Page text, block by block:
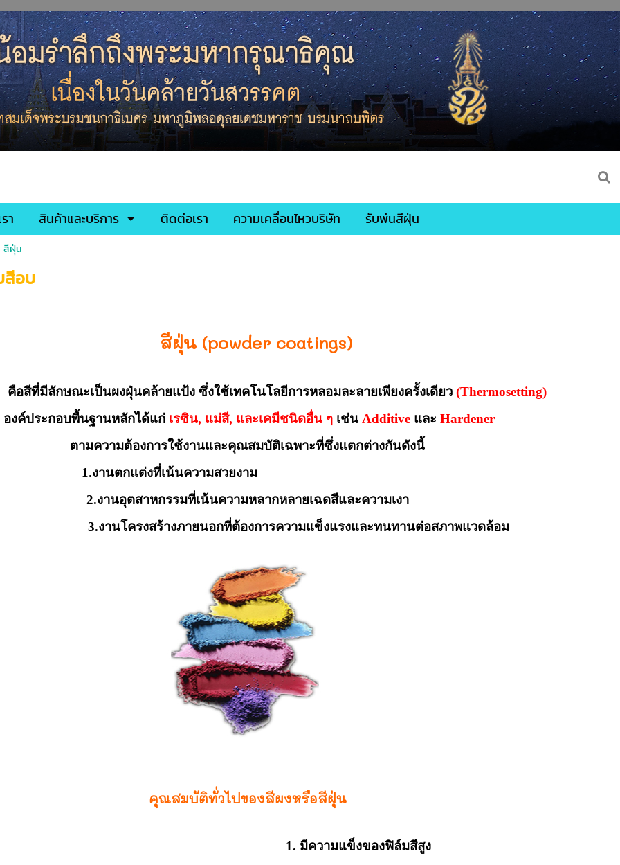
า สินค้าและบริการ ติดต่อเรา ความเคลื่อนไหวบริษัท
รับพ่นสีฝุ่น
สีฝุ่น
สีอบ
สีฝุ่น (powder coatings)
คือสีที่มีลักษณะเป็นผงฝุ่นคล้ายแป้ง ซึ่งใช้เทคโนโลยีการหลอมละลายเพียงครั้งเดียว(Thermosetting)
องค์ประกอบพื้นฐานหลักได้แก่ เรซิน, แม่สี, และเคมีชนิดอื่น ๆ เช่นAdditive และHardener
ตามความต้องการใช้งานและคุณสมบัติเฉพาะที่ซึ่งแตกต่างกันดังนี้
1.งานตกแต่งที่เน้นความสวยงาม
2.งานอุตสาหกรรมที่เน้นความหลากหลายเฉดสีและความเงา
านโครงสร้างภายนอกที่ต้องการความแข็งแรงและทนทานต่อสภาพแวดล้อม
คุณสมบัติทั่วไปของสีผงหรือสีฝุ่น
1. มีความแข็งของฟิล์มสีสูง